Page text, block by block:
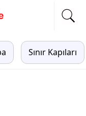
Sınır Kapıları